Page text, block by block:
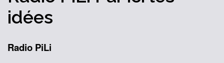
idées
Radio PiLi